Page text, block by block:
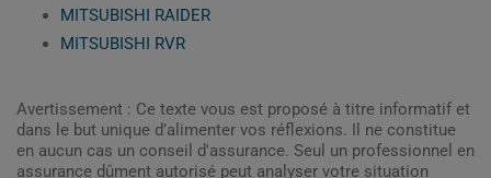
MITSUBISHI RAIDER
MITSUBISHI RVR
Avertissement : Ce texte vous est proposé à titre informatif et
dans le but unique d’alimenter vos réflexions. Il ne constitue
en aucun cas un conseil d'assurance. Seul un professionnel en
assurance dûment autorisé peut analyser votre situation